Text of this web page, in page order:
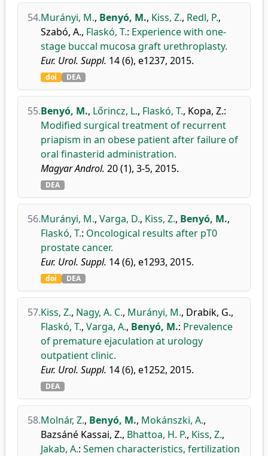
54.Murányi, M., Benyó, M., Kiss, Z., Redl, P.,
Szabó, A., Flaskó, T.: Experience with one-
stage buccal mucosa graft urethroplasty.
Eur. Urol. Suppl. 14 (6), e1237, 2015.
doi DEA
55.Benyó, M., Lőrincz, L., Flaskó, T., Kopa, Z.:
Modified surgical treatment of recurrent
priapism in an obese patient after failure of
oral finasterid administration.
Magyar Androl. 20 (1), 3-5, 2015.
DEA
56.Murányi, M., Varga, D., Kiss, Z., Benyó, M.,
Flaskó, T.: Oncological results after pT0
prostate cancer.
Eur. Urol. Suppl. 14 (6), e1293, 2015.
doi DEA
57.Kiss, Z., Nagy, A. C., Murányi, M., Drabik, G.,
Flaskó, T., Varga, A., Benyó, M.: Prevalence
of premature ejaculation at urology
outpatient clinic.
Eur. Urol. Suppl. 14 (6), e1252, 2015.
DEA
58.Molnár, Z., Benyó, M., Mokánszki, A.,
Bazsáné Kassai, Z., Bhattoa, H. P., Kiss, Z.,
Jakab, A.: Semen characteristics, fertilization